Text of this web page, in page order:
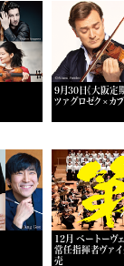
9月30日《大阪定
ツァグロゼク×カ
12月 ベートーヴ
常任指揮者ヴァ
売